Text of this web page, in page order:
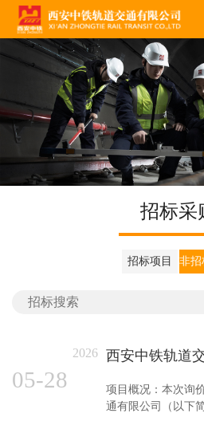
招标采
招标项目 非招
2026
05-28
项目概况：本次询
通有限公司（以下